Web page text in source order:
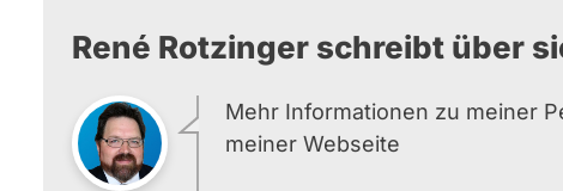
René Rotzinger schreibt über
Mehr Informationen zu meiner
meiner Webseite